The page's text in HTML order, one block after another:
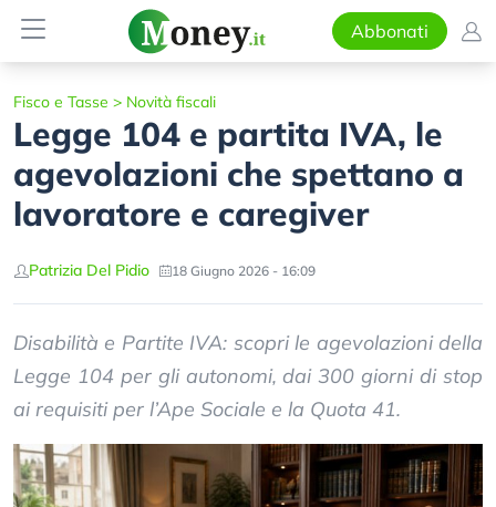
Abbonati
Fisco e Tasse > Novità fiscali
Legge 104 e partita IVA, le
agevolazioni che spettano a
lavoratore e caregiver
Patrizia Del Pidio 18 Giugno 2026 - 16:09
Disabilità e Partite IVA: scopri le agevolazioni della
Legge 104 per gli autonomi, dai 300 giorni di stop
ai requisiti per l’Ape Sociale e la Quota 41.